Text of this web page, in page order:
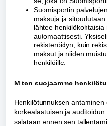
Suomisportin
maksuja ja
lähtee henkilökohtaisia
automaattisesti.
rekisteröidyn, kuin
maksut ja niiden
henkilöille.
Miten suojaamme
Henkilötunnuksen
korkealaatuisen ja
salataan ennen sen